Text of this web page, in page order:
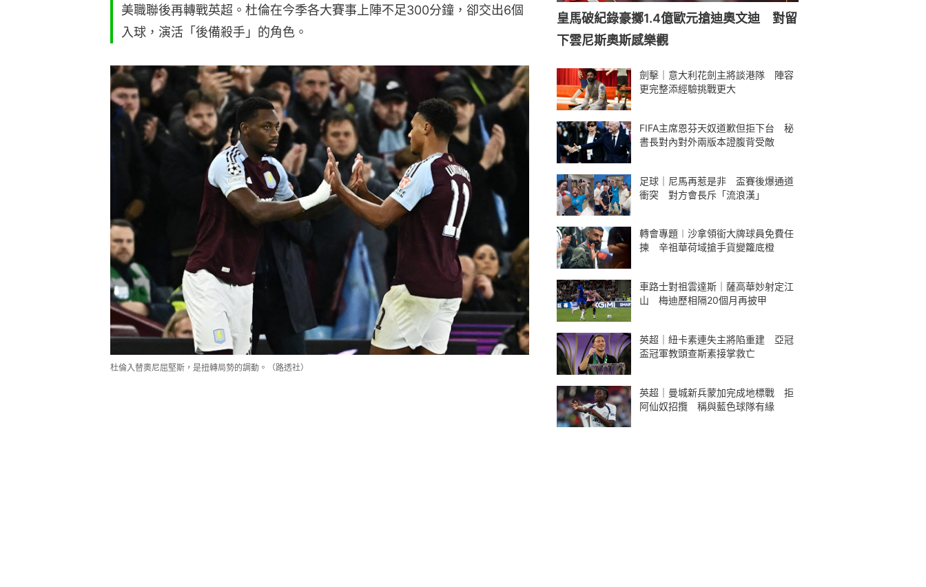
美職聯後再轉戰英超。杜倫在今季各大賽事上陣不足300分鐘，卻交出6個
入球，演活「後備殺手」的角色。
杜倫入替奧尼屈堅斯，是扭轉局勢的調動。（路透社）
皇馬破紀錄豪擲1.4億歐元搶迪奧文迪 對留
下雲尼斯奧斯感樂觀
劍擊｜意大利花劍主將談港隊 陣容
更完整添經驗挑戰更大
FIFA主席恩芬天奴道歉但拒下台 秘
書長對內對外兩版本證腹背受敵
足球｜尼馬再惹是非 盃賽後爆通道
衝突 對方會長斥「流浪漢」
轉會專題︱沙拿領銜大牌球員免費任
揀 辛祖華荷域搶手貨變籮底橙
車路士對祖雲達斯｜薩高華妙射定江
山 梅迪歷相隔20個月再披甲
英超｜紐卡素連失主將陷重建 亞冠
盃冠軍教頭查斯素接掌救亡
英超｜曼城新兵蒙加完成地標戰 拒
阿仙奴招攬 稱與藍色球隊有緣